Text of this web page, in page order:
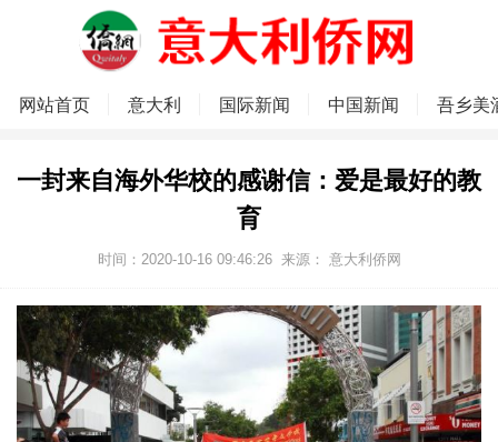
网站首页 意大利 国际新闻 中国新闻 吾乡美
一封来自海外华校的感谢信：爱是最好的教
育
时间：2020-10-16 09:46:26 来源： 意大利侨网